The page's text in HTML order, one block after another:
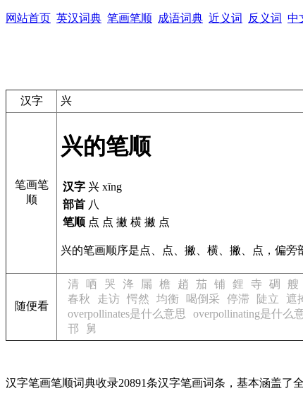
网站首页 英汉词典 笔画笔顺 成语词典 近义词 反义词 中
汉字 兴
笔画笔
顺
兴的笔顺
汉字 兴 xīng
部首 八
笔顺 点 点 撇 横 撇 点
兴的笔画顺序是点、点、撇、横、撇、点，偏旁
随便看
清 哂 哭 洚 屚 檐 趙 茄 铺 鋰 寺 碉 艘
春秋
走访 愕然 均衡 喝倒采 停滞 陡立 遮
overpollinates是什么意思
overpollinating是什么
邗
舅
汉字笔画笔顺词典收录20891条汉字笔画词条，基本涵盖了